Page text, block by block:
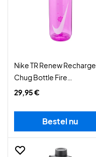
Nike TR Renew Recharge
Chug Bottle Fire
Pink/Black/White
29,95 €
Bestel nu